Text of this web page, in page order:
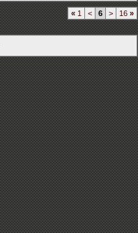
« 1 < 6 > 16 »